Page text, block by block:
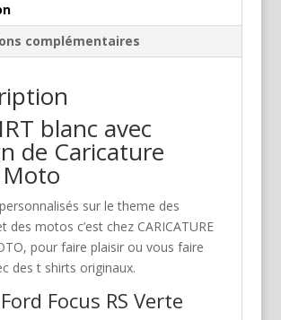
complémentaires
blanc avec
de Caricature
sur le theme des
des motos c’est chez CARICATURE
pour faire plaisir ou vous faire
des t shirts originaux.
Focus RS Verte